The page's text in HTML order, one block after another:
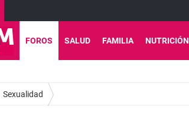
FOROS SALUD FAMILIA NUTRICIÓN
Sexualidad